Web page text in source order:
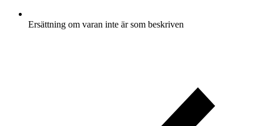
Ersättning om varan inte är som beskriven